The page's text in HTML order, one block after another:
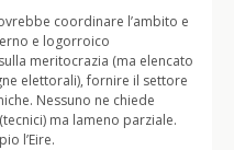
coordinare l’ambito e
e logorroico
meritocrazia (ma elencato
elettorali), fornire il settore
Nessuno ne chiede
ma lameno parziale.
l’Eire.